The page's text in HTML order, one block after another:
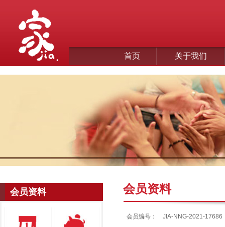
首页 关于我们
会员资料 会员资料
会员编号： JIA-NNG-2021-17686